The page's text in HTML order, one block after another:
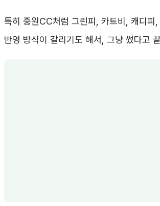
특히 중원CC처럼 그린피, 카트비, 캐디피
반영 방식이 갈리기도 해서, 그냥 썼다고